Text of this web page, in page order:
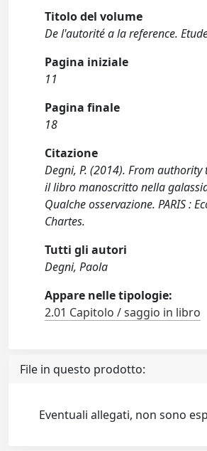
Titolo del volume
De l'autorité a la reference.
Pagina iniziale
11
Pagina finale
18
Citazione
Degni, P. (2014). From authority
il libro manoscritto nella
Qualche osservazione. PARIS :
Chartes.
Tutti gli autori
Degni, Paola
Appare nelle tipologie:
2.01 Capitolo / saggio in libro
File in questo prodotto:
Eventuali allegati, non sono